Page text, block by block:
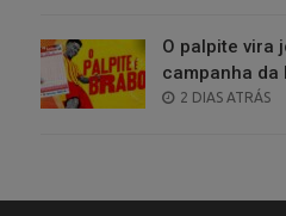
O palpite vira
campanha da
POSTED
2 DIAS ATRÁS